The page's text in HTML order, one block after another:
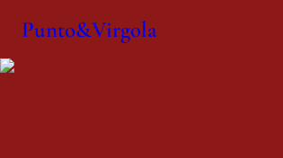
Punto&Virgola